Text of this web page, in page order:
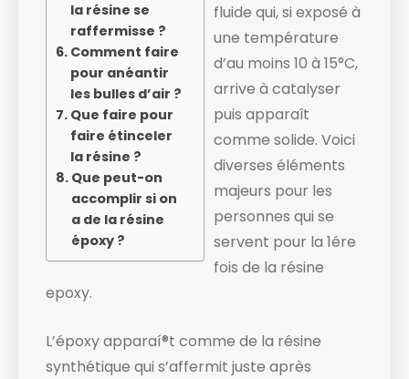
la résine se
raffermisse ?
Comment faire
pour anéantir
les bulles d’air ?
Que faire pour
faire étinceler
la résine ?
Que peut-on
accomplir si on
a de la résine
époxy ?
fluide ​qui, si exposé à
une température
d’au moins 10 à 15°C,
arrive à catalyser
puis apparaît
comme solide. ​Voici
diverses éléments
majeurs pour les
personnes qui se
servent pour la 1ére
fois de la résine
epoxy.
L’époxy apparaí®t comme de la résine
synthétique qui s’affermit juste après